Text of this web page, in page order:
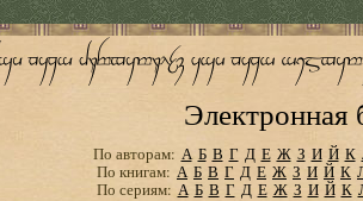
Электронная
По авторам: А Б В Г Д Е Ж З И Й К
По книгам: А Б В Г Д Е Ж З И Й К
По сериям: А Б В Г Д Е Ж З И Й К